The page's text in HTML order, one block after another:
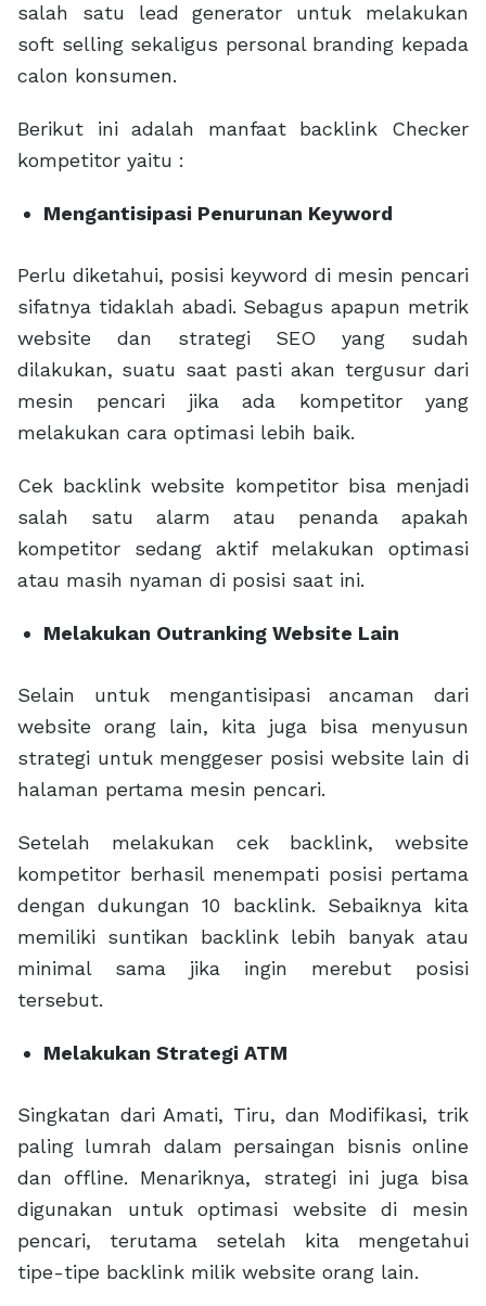
salah satu lead generator untuk melakukan
soft selling sekaligus personal branding kepada
calon konsumen.
Berikut ini adalah manfaat backlink Checker
kompetitor yaitu :
Mengantisipasi Penurunan Keyword
Perlu diketahui, posisi keyword di mesin pencari
sifatnya tidaklah abadi. Sebagus apapun metrik
website dan strategi SEO yang sudah
dilakukan, suatu saat pasti akan tergusur dari
mesin pencari jika ada kompetitor yang
melakukan cara optimasi lebih baik.
Cek backlink website kompetitor bisa menjadi
salah satu alarm atau penanda apakah
kompetitor sedang aktif melakukan optimasi
atau masih nyaman di posisi saat ini.
Melakukan Outranking Website Lain
Selain untuk mengantisipasi ancaman dari
website orang lain, kita juga bisa menyusun
strategi untuk menggeser posisi website lain di
halaman pertama mesin pencari.
Setelah melakukan cek backlink, website
kompetitor berhasil menempati posisi pertama
dengan dukungan 10 backlink. Sebaiknya kita
memiliki suntikan backlink lebih banyak atau
minimal sama jika ingin merebut posisi
tersebut.
Melakukan Strategi ATM
Singkatan dari Amati, Tiru, dan Modifikasi, trik
paling lumrah dalam persaingan bisnis online
dan offline. Menariknya, strategi ini juga bisa
digunakan untuk optimasi website di mesin
pencari, terutama setelah kita mengetahui
tipe-tipe backlink milik website orang lain.